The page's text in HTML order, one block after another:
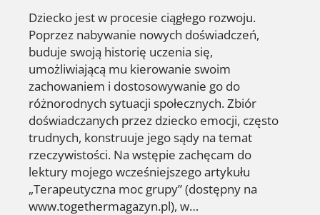
Dziecko jest w procesie ciągłego rozwoju.
Poprzez nabywanie nowych doświadczeń,
buduje swoją historię uczenia się,
umożliwiającą mu kierowanie swoim
zachowaniem i dostosowywanie go do
różnorodnych sytuacji społecznych. Zbiór
doświadczanych przez dziecko emocji, często
trudnych, konstruuje jego sądy na temat
rzeczywistości. Na wstępie zachęcam do
lektury mojego wcześniejszego artykułu
„Terapeutyczna moc grupy” (dostępny na
www.togethermagazyn.pl), w…